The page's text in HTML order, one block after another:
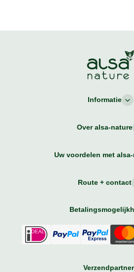
Informatie
Over alsa-nature
Uw voordelen met
Route + contact